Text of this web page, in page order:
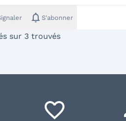
notifications S'abonner
sur 3 trouvés